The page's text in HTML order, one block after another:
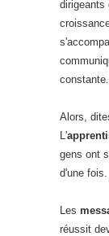
dirigeants
constante.
Alors,
L'
gens ont
d'une fois.
Les
réussit